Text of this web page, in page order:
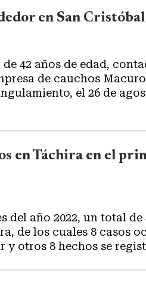
en San Cristóbal
42 años de edad,
de cauchos
el 26 de
en Táchira en el
del año 2022, un total
de los cuales 8 casos
otros 8 hechos se